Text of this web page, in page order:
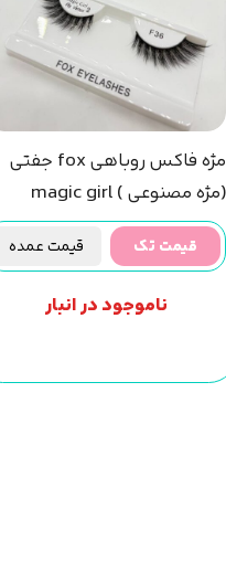
مژه فاکس روباهی fox جفتی
(مژه مصنوعی ) magic girl
(f36) مجیک گرل
قیمت تک قیمت عمده
ناموجود در انبار